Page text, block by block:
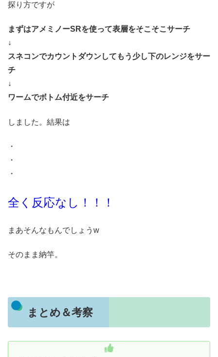
探り方ですが
まずはアメミノーSRを使って表層をそこそこサーチ
↓
スネコンでカウントダウンしてもう少し下のレンジをサー
チ
↓
ワームでボトム付近をサーチ
しました。結果は
・
・
・
全く反応なし！！！
まあそんなもんでしょうw
そのまま納竿。
まとめ＆考察